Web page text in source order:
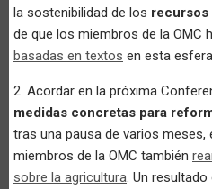
la sostenibilidad de los recursos
de que los miembros de la OMC
basadas en textos en esta
2. Acordar en la próxima
medidas concretas para
tras una pausa de varios meses,
miembros de la OMC también
sobre la agricultura. Un